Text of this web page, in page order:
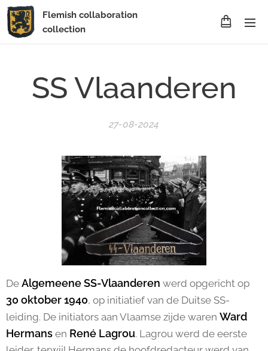
Flemish collaboration
collection
SS Vlaanderen
27-08-2024
De Algemeene SS-Vlaanderen werd opgericht op
30 oktober 1940, op initiatief van de Duitse SS-
leiding. De initiators aan Vlaamse zijde waren Ward
Hermans en René Lagrou. Lagrou werd de eerste